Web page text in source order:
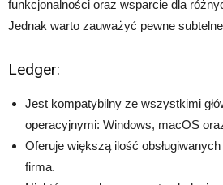
funkcjonalności oraz wsparcie dla
Jednak warto zauważyć pewne
Ledger:
Jest kompatybilny ze wszystkimi
operacyjnymi: Windows, macOS
Oferuje większą ilość
firma.